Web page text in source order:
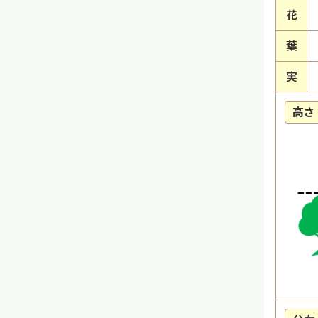
花
葉
実
高さ